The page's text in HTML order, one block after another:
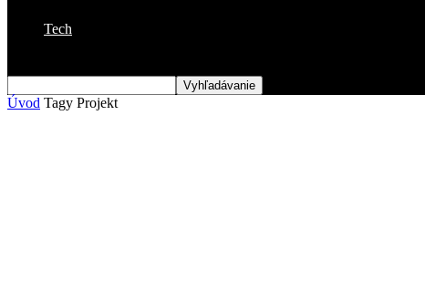
Tech
Úvod Tagy Projekt